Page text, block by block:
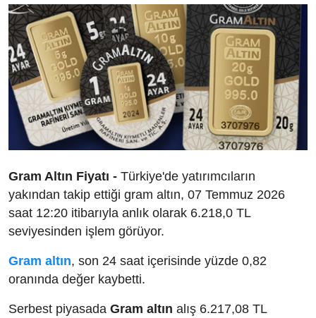
Gram Altın Fiyatı - Türkiye'de yatırımcıların
yakından takip ettiği gram altın, 07 Temmuz 2026
saat 12:20 itibarıyla anlık olarak 6.218,0 TL
seviyesinden işlem görüyor.
Gram altın, son 24 saat içerisinde yüzde 0,82
oranında değer kaybetti.
Serbest piyasada Gram altın alış 6.217,08 TL